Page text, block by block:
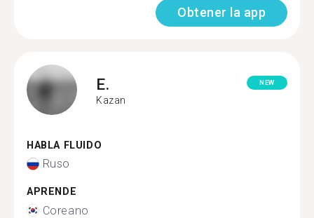
Obtener la app
E.
Kazan
NEW
HABLA FLUIDO
Ruso
APRENDE
Coreano